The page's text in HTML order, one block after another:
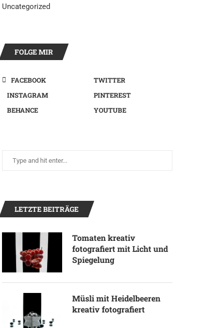
Uncategorized
FOLGE MIR
FACEBOOK
TWITTER
INSTAGRAM
PINTEREST
BEHANCE
YOUTUBE
LETZTE BEITRÄGE
Tomaten kreativ
fotografiert mit Licht und
Spiegelung
Müsli mit Heidelbeeren
kreativ fotografiert